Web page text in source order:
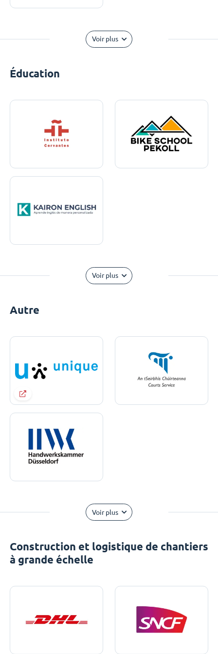
Voir plus
Éducation
Voir plus
Autre
Voir plus
Construction et logistique de chantiers
à grande échelle